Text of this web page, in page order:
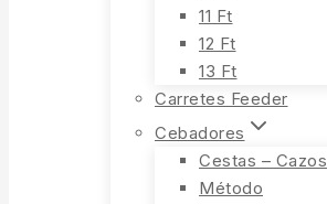
11 Ft
12 Ft
13 Ft
Carretes Feeder
Cebadores
Cestas – Cazos
Método